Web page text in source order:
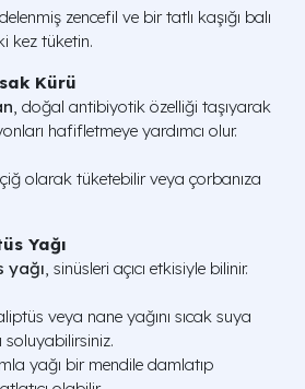
zencefil ve bir tatlı kaşığı balı
kez tüketin.
Kürü
, doğal antibiyotik özelliği taşıyarak
hafifletmeye yardımcı olur.
çiğ olarak tüketebilir veya çorbanıza
Yağı
yağı, sinüsleri açıcı etkisiyle bilinir.
veya nane yağını sıcak suya
soluyabilirsiniz.
yağı bir mendile damlatıp